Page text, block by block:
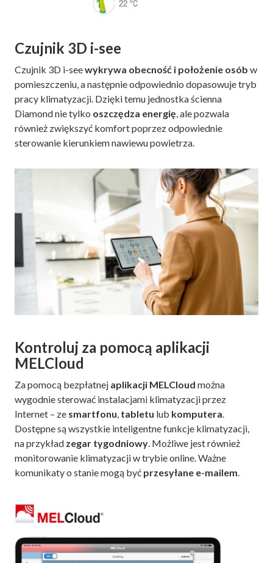
Czujnik 3D i-see
Czujnik 3D i-seewykrywa obecność i położenie osób w
pomieszczeniu, a następnie odpowiednio dopasowuje tryb
pracy klimatyzacji. Dzięki temu jednostka ścienna
Diamond nie tylko oszczędza energię, ale pozwala
również zwiększyć komfort poprzez odpowiednie
sterowanie kierunkiem nawiewu powietrza.
Kontroluj za pomocą aplikacji
MELCloud
Za pomocą bezpłatnej aplikacji MELCloud można
wygodnie sterować instalacjami klimatyzacji przez
Internet – ze smartfonu, tabletu lub komputera.
Dostępne są wszystkie inteligentne funkcje klimatyzacji,
na przykład zegar tygodniowy. Możliwe jest również
monitorowanie klimatyzacji w trybie online. Ważne
komunikaty o stanie mogą być przesyłane e-mailem.